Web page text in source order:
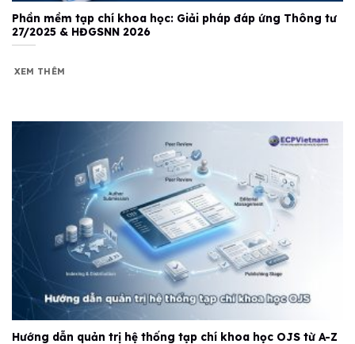
Phần mềm tạp chí khoa học: Giải pháp đáp ứng Thông tư
27/2025 & HĐGSNN 2026
XEM THÊM
Hướng dẫn quản trị hệ thống tạp chí khoa học OJS từ A-Z